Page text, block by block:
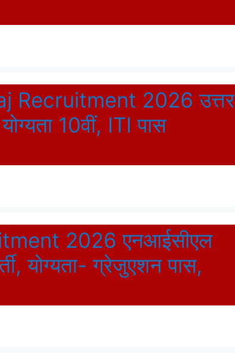
Recruitment 2026 उत्तर
10वीं, ITI पास
2026 एनआईसीएल
योग्यता- ग्रेजुएशन पास,